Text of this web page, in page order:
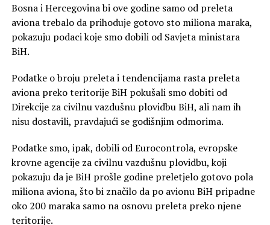
Bosna i Hercegovina bi ove godine samo od preleta
aviona trebalo da prihoduje gotovo sto miliona maraka,
pokazuju podaci koje smo dobili od Savjeta ministara
BiH.
Podatke o broju preleta i tendencijama rasta preleta
aviona preko teritorije BiH pokušali smo dobiti od
Direkcije za civilnu vazdušnu plovidbu BiH, ali nam ih
nisu dostavili, pravdajući se godišnjim odmorima.
Podatke smo, ipak, dobili od Eurocontrola, evropske
krovne agencije za civilnu vazdušnu plovidbu, koji
pokazuju da je BiH prošle godine preletjelo gotovo pola
miliona aviona, što bi značilo da po avionu BiH pripadne
oko 200 maraka samo na osnovu preleta preko njene
teritorije.